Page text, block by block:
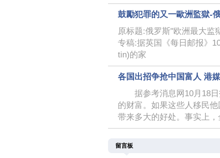
鼓勵犯罪的又一歐洲監獄-
原标题:俄罗斯"欧洲最大监
专稿:据英国《每日邮报》
tin)的家
各国出招争抢中国富人 港
据参考消息网10月18日
的财富。如果这些人移民
带来多大的好处。事实上，
留言板